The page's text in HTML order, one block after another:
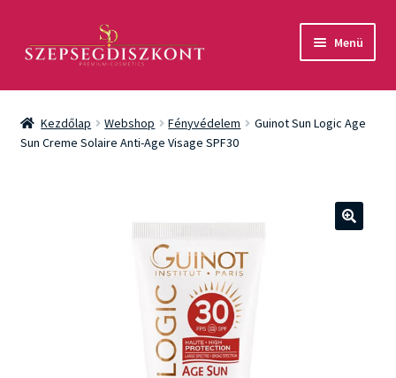
aa
Menü
Akció
Csomagok
Kezdőlap Webshop Fényvédelem
Guinot Sun Logic Age
Sun Creme Solaire Anti-Age Visage SPF30